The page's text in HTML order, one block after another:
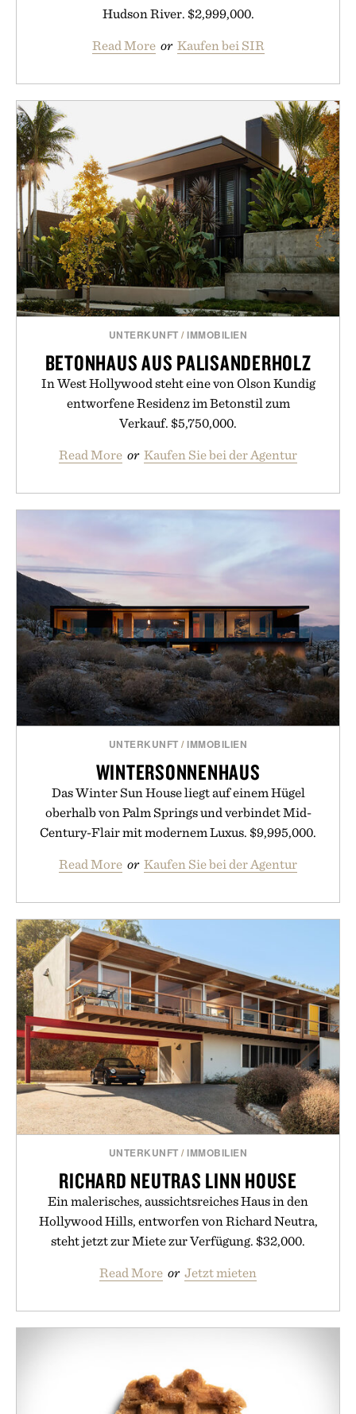
Hudson River. $2,999,000.
Read More or Kaufen bei SIR
UNTERKUNFT /IMMOBILIEN
BETONHAUS AUS PALISANDERHOLZ
In West Hollywood steht eine von Olson Kundig
entworfene Residenz im Betonstil zum
Verkauf. $5,750,000.
Read More or Kaufen Sie bei der Agentur
UNTERKUNFT /IMMOBILIEN
WINTERSONNENHAUS
Das Winter Sun House liegt auf einem Hügel
oberhalb von Palm Springs und verbindet Mid-
Century-Flair mit modernem Luxus. $9,995,000.
Read More or Kaufen Sie bei der Agentur
UNTERKUNFT /IMMOBILIEN
RICHARD NEUTRAS LINN HOUSE
Ein malerisches, aussichtsreiches Haus in den
Hollywood Hills, entworfen von Richard Neutra,
steht jetzt zur Miete zur Verfügung. $32,000.
Read More or Jetzt mieten